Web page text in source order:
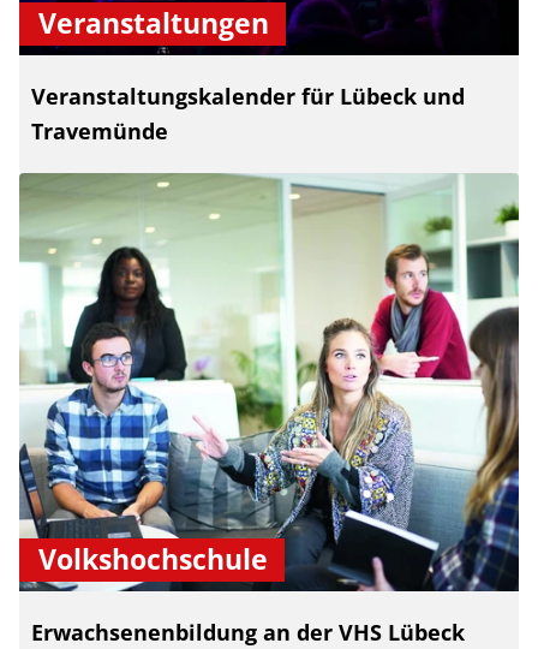
Veranstaltungen
Veranstaltungskalender für Lübeck und
Travemünde
Volkshochschule
Erwachsenenbildung an der VHS Lübeck